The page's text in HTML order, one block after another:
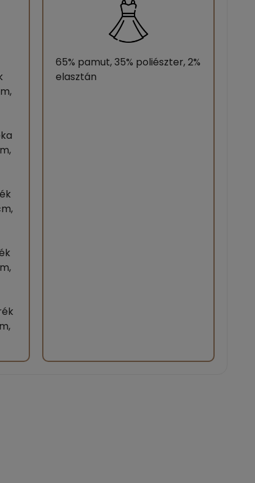
65% pamut, 35% poliészter, 2%
elasztán